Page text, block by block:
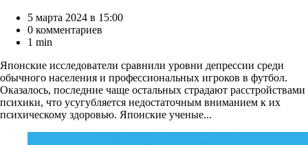
5 марта 2024 в 15:00
0 комментариев
1 min
Японские исследователи сравнили уровни депрессии среди
обычного населения и профессиональных игроков в футбол.
Оказалось, последние чаще остальных страдают расстройствами
психики, что усугубляется недостаточным вниманием к их
психическому здоровью. Японские ученые...